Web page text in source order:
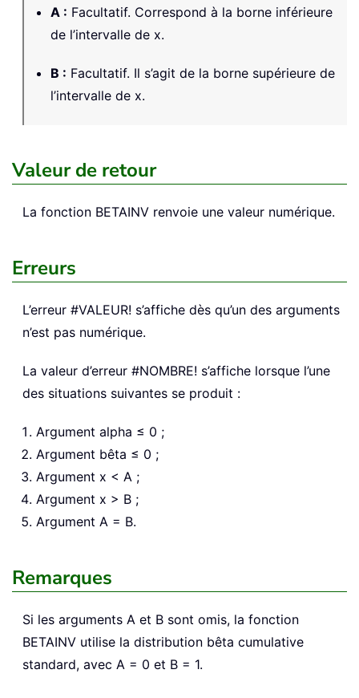
A : Facultatif. Correspond à la borne inférieure
de l’intervalle de x.
B : Facultatif. Il s’agit de la borne supérieure de
l’intervalle de x.
Valeur de retour
La fonction BETAINV renvoie une valeur numérique.
Erreurs
L’erreur #VALEUR! s’affiche dès qu’un des arguments
n’est pas numérique.
La valeur d’erreur #NOMBRE! s’affiche lorsque l’une
des situations suivantes se produit :
Argument alpha ≤ 0 ;
Argument bêta ≤ 0 ;
Argument x < A ;
Argument x > B ;
Argument A = B.
Remarques
Si les arguments A et B sont omis, la fonction
BETAINV utilise la distribution bêta cumulative
standard, avec A = 0 et B = 1.